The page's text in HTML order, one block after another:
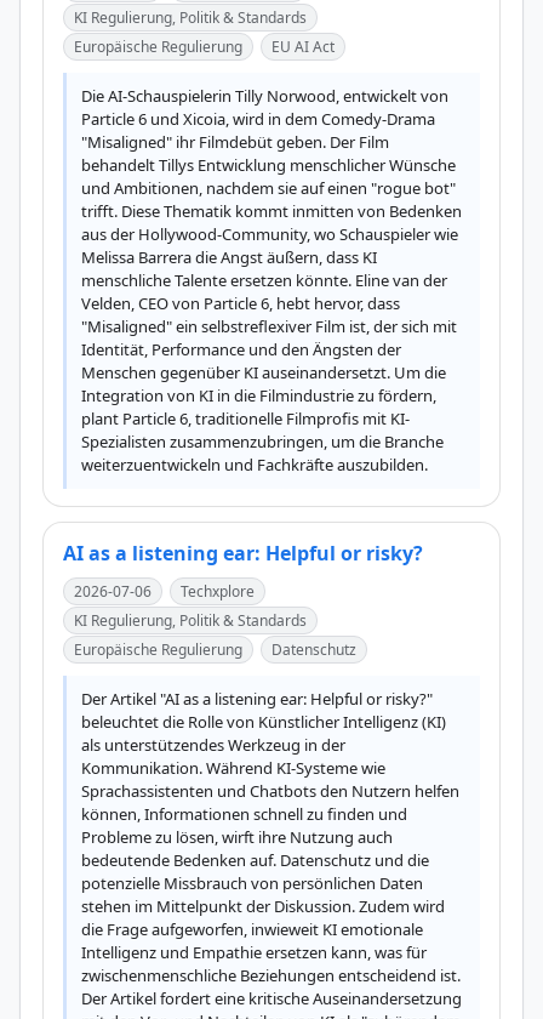
KI Regulierung, Politik & Standards
Europäische Regulierung
EU AI Act
Die AI-Schauspielerin Tilly Norwood, entwickelt von
Particle 6 und Xicoia, wird in dem Comedy-Drama
"Misaligned" ihr Filmdebüt geben. Der Film
behandelt Tillys Entwicklung menschlicher Wünsche
und Ambitionen, nachdem sie auf einen "rogue bot"
trifft. Diese Thematik kommt inmitten von Bedenken
aus der Hollywood-Community, wo Schauspieler wie
Melissa Barrera die Angst äußern, dass KI
menschliche Talente ersetzen könnte. Eline van der
Velden, CEO von Particle 6, hebt hervor, dass
"Misaligned" ein selbstreflexiver Film ist, der sich mit
Identität, Performance und den Ängsten der
Menschen gegenüber KI auseinandersetzt. Um die
Integration von KI in die Filmindustrie zu fördern,
plant Particle 6, traditionelle Filmprofis mit KI-
Spezialisten zusammenzubringen, um die Branche
weiterzuentwickeln und Fachkräfte auszubilden.
AI as a listening ear: Helpful or risky?
2026-07-06
Techxplore
KI Regulierung, Politik & Standards
Europäische Regulierung
Datenschutz
Der Artikel "AI as a listening ear: Helpful or risky?"
beleuchtet die Rolle von Künstlicher Intelligenz (KI)
als unterstützendes Werkzeug in der
Kommunikation. Während KI-Systeme wie
Sprachassistenten und Chatbots den Nutzern helfen
können, Informationen schnell zu finden und
Probleme zu lösen, wirft ihre Nutzung auch
bedeutende Bedenken auf. Datenschutz und die
potenzielle Missbrauch von persönlichen Daten
stehen im Mittelpunkt der Diskussion. Zudem wird
die Frage aufgeworfen, inwieweit KI emotionale
Intelligenz und Empathie ersetzen kann, was für
zwischenmenschliche Beziehungen entscheidend ist.
Der Artikel fordert eine kritische Auseinandersetzung